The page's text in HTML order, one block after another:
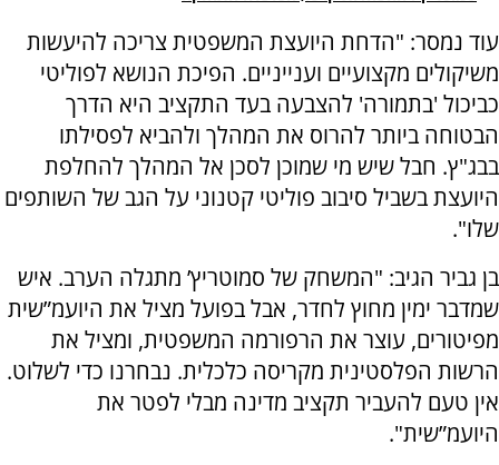
עוד נמסר: "הדחת היועצת המשפטית צריכה להיעשות
משיקולים מקצועיים וענייניים. הפיכת הנושא לפוליטי
כביכול 'בתמורה' להצבעה בעד התקציב היא הדרך
הבטוחה ביותר להרוס את המהלך ולהביא לפסילתו
בבג"ץ. חבל שיש מי שמוכן לסכן אל המהלך להחלפת
היועצת בשביל סיבוב פוליטי קטנוני על הגב של השותפים
שלו".
בן גביר הגיב: "המשחק של סמוטריץ’ מתגלה הערב. איש
שמדבר ימין מחוץ לחדר, אבל בפועל מציל את היועמ”שית
מפיטורים, עוצר את הרפורמה המשפטית, ומציל את
הרשות הפלסטינית מקריסה כלכלית. נבחרנו כדי לשלוט.
אין טעם להעביר תקציב מדינה מבלי לפטר את
היועמ”שית".